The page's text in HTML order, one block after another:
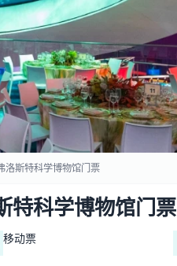
洛斯特科学博物馆门票
特科学博物馆门票
移动票